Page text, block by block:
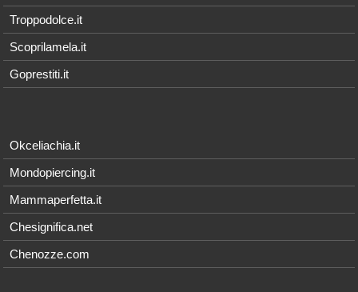
Troppodolce.it
Scoprilamela.it
Goprestiti.it
Okceliachia.it
Mondopiercing.it
Mammaperfetta.it
Chesignifica.net
Chenozze.com